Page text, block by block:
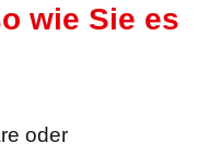
wie Sie es
oder